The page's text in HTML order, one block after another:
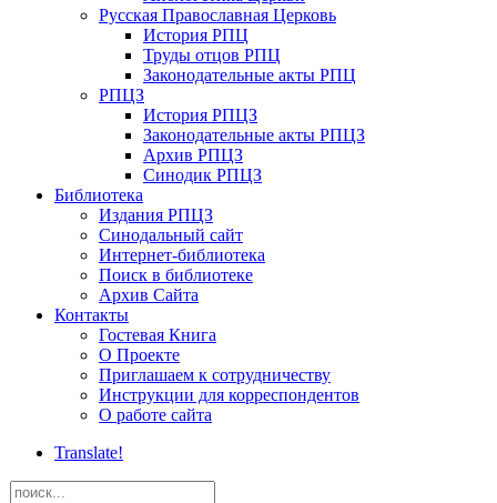
Русская Православная Церковь
История РПЦ
Труды отцов РПЦ
Законодательные акты РПЦ
РПЦЗ
История РПЦЗ
Законодательные акты РПЦЗ
Архив РПЦЗ
Синодик РПЦЗ
Библиотека
Издания РПЦЗ
Синодальный сайт
Интернет-библиотека
Поиск в библиотеке
Архив Сайта
Контакты
Гостевая Книга
О Проекте
Приглашаем к сотрудничеству
Инструкции для корреспондентов
О работе сайта
Translate!